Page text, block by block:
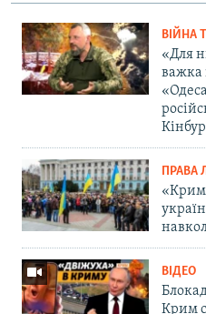
ВІЙНА
«Для
важка
ПРАВА
«Крим
ВІДЕО
Крим